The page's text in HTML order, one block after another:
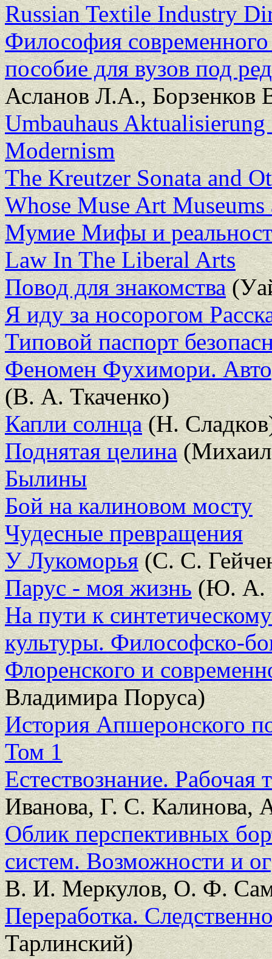
Russian Textile Industry
Философия современного
пособие для вузов под
Асланов Л.А., Борзенков
Umbauhaus
Modernism
The Kreutzer Sonata and
Whose Muse Art
Мумие Мифы и
Law In The Liberal Arts
Повод для знакомства
Я иду за носорогом
Типовой паспорт
Феномен Фухимори.
(В. А. Ткаченко)
Капли солнца(Н.
Поднятая целина
Былины
Бой на калиновом мосту
Чудесные превращения
У Лукоморья(С. С.
Парус - моя жизнь(Ю. А.
На пути к
культуры. Философско-
Флоренского и
Владимира Поруса)
История Апшеронского
Том 1
Естествознание. Рабочая
Иванова, Г. С. Калинова,
Облик перспективных
систем. Возможности и
В. И. Меркулов, О. Ф.
Переработка.
Тарлинский)